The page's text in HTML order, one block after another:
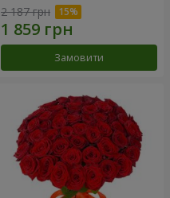
2 187 грн
Замовити